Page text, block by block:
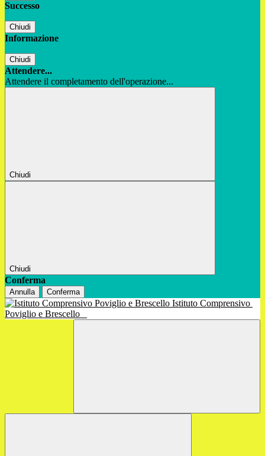
Successo
Chiudi
Informazione
Chiudi
Attendere...
Attendere il completamento dell'operazione...
Chiudi
Chiudi
Conferma
Annulla Conferma
Istituto Comprensivo
Poviglio e Brescello